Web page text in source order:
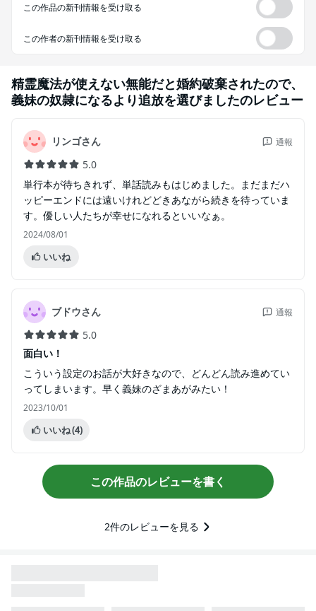
この作品の新刊情報を受け取る
この作者の新刊情報を受け取る
精霊魔法が使えない無能だと婚約破棄されたので、
義妹の奴隷になるより追放を選びましたのレビュー
リンゴさん 通報
5.0
単行本が待ちきれず、単話読みもはじめました。まだまだハ
ッピーエンドには遠いけれどどきあながら続きを待っていま
す。優しい人たちが幸せになれるといいなぁ。
2024/08/01
いいね
ブドウさん 通報
5.0
面白い！
こういう設定のお話が大好きなので、どんどん読み進めてい
ってしまいます。早く義妹のざまあがみたい！
2023/10/01
いいね(4)
この作品のレビューを書く
2件のレビューを見る